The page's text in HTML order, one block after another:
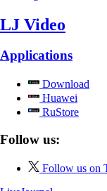
LJ Video
Download
Huawei